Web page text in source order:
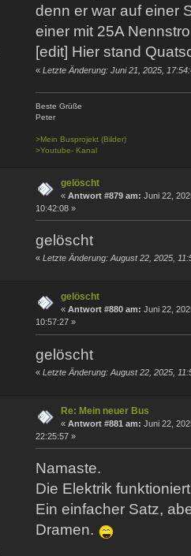
denn er war auf einer
einer mit 25A
[edit] Hier stand
« Letzte Änderung: Juni 21, 2025,
Beste Grüße
Peter
>Mein Busprojekt (Bilder)
>Youtube- Kanal
gelöscht
« Antwort #879 am: Juni 22,
10:42:08 »
gelöscht
« Letzte Änderung: August 22, 2025,
gelöscht
« Antwort #880 am: Juni 22,
10:57:27 »
gelöscht
« Letzte Änderung: August 22, 2025,
Re: Mein neuer Bus
« Antwort #881 am: Juni 22,
22:25:57 »
Namaste.
Die Elektrik
Ein einfacher Satz,
Dramen.